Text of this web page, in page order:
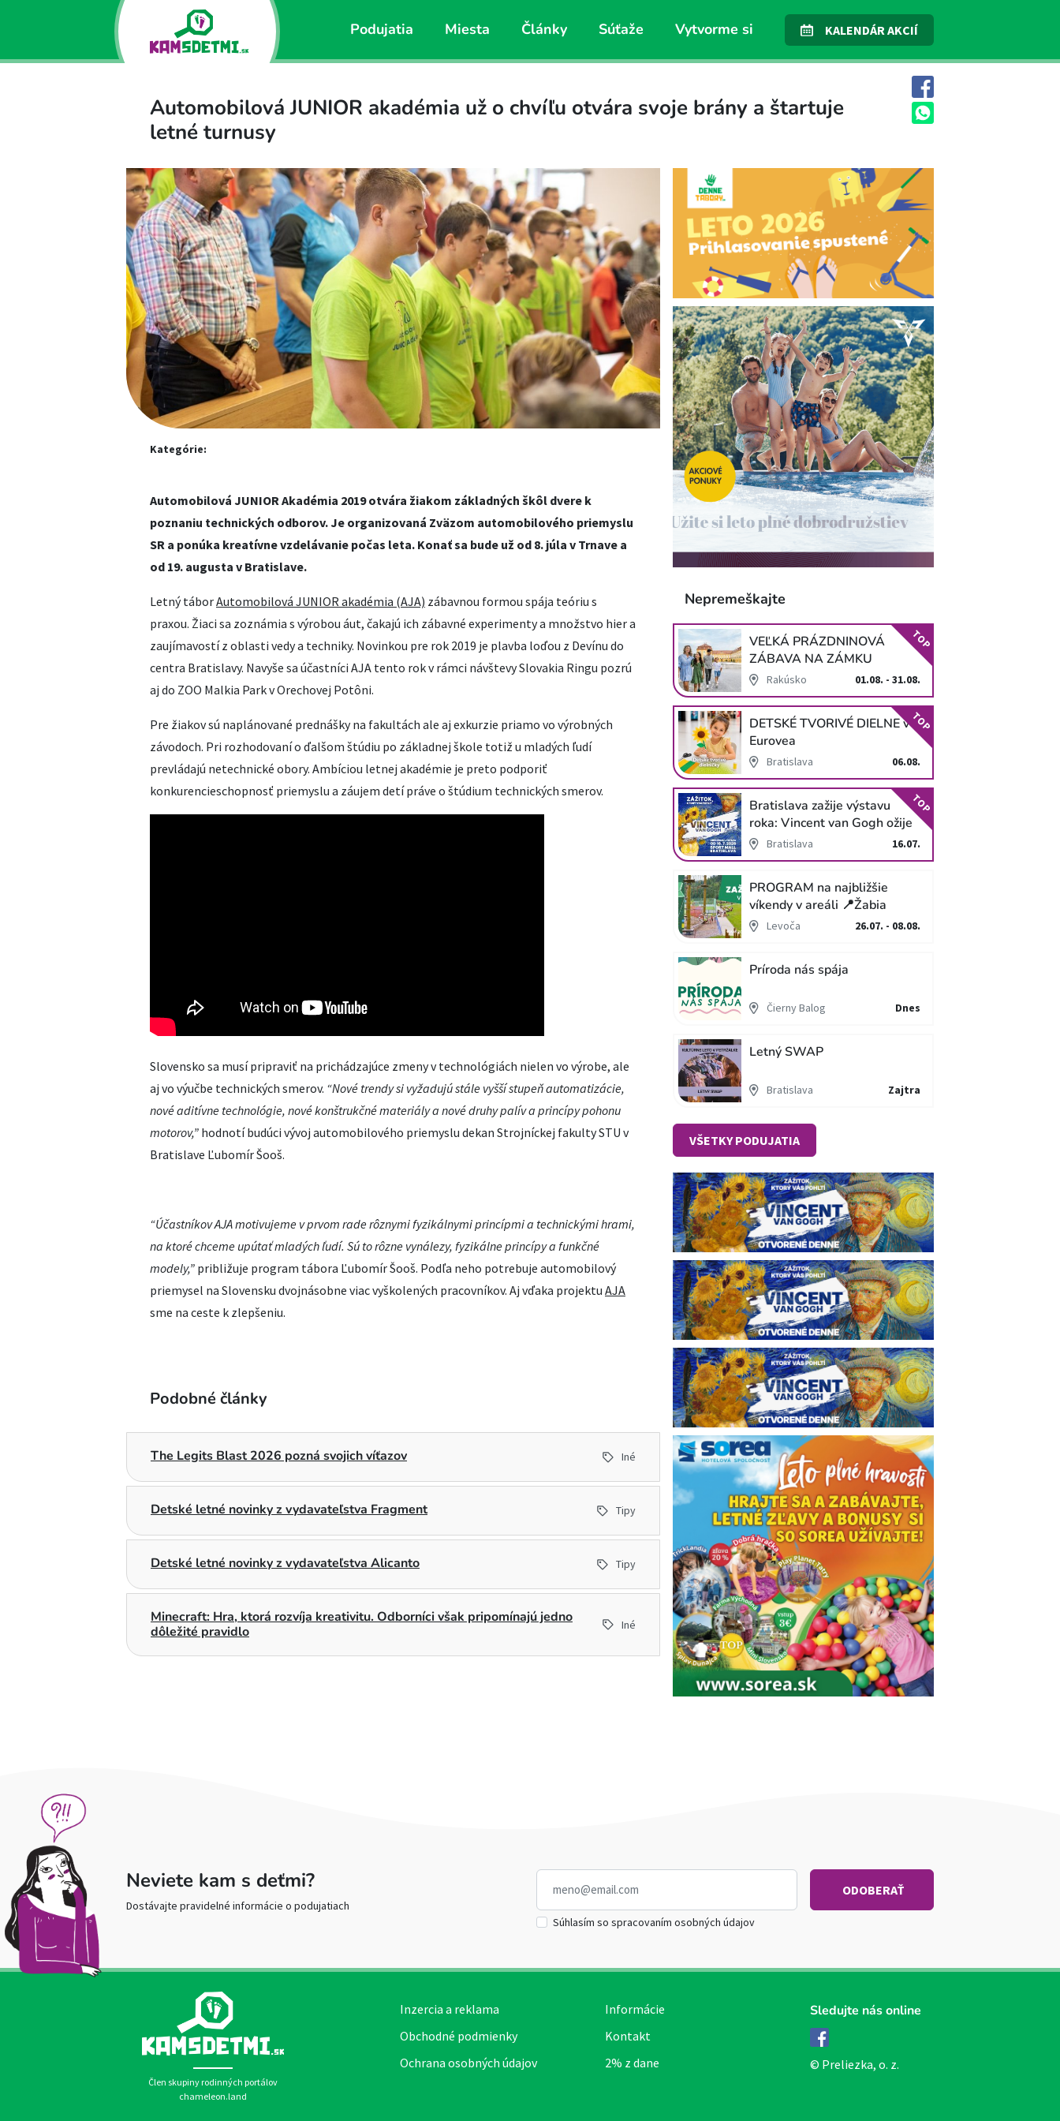
Podujatia Miesta Články Súťaže Vytvorme si KALENDÁR AKCIÍ
Automobilová JUNIOR akadémia už o chvíľu otvára svoje brány a štartuje
letné turnusy
Kategórie:
Automobilová JUNIOR Akadémia 2019 otvára žiakom základných škôl dvere k
poznaniu technických odborov. Je organizovaná Zväzom automobilového priemyslu
SR a ponúka kreatívne vzdelávanie počas leta. Konať sa bude už od 8. júla v Trnave a
od 19. augusta v Bratislave.
Letný táborAutomobilová JUNIOR akadémia (AJA) zábavnou formou spája teóriu s
praxou. Žiaci sa zoznámia s výrobou áut, čakajú ich zábavné experimenty a množstvo hier a
zaujímavostí z oblasti vedy a techniky. Novinkou pre rok 2019 je plavba loďou z Devínu do
centra Bratislavy. Navyše sa účastníci AJA tento rok v rámci návštevy Slovakia Ringu pozrú
aj do ZOO Malkia Park v Orechovej Potôni.
Pre žiakov sú naplánované prednášky na fakultách ale aj exkurzie priamo vo výrobných
závodoch. Pri rozhodovaní o ďalšom štúdiu po základnej škole totiž u mladých ľudí
prevládajú netechnické obory. Ambíciou letnej akadémie je preto podporiť
konkurencieschopnosť priemyslu a záujem detí práve o štúdium technických smerov.
Slovensko sa musí pripraviť na prichádzajúce zmeny v technológiách nielen vo výrobe, ale
aj vo výučbe technických smerov. “Nové trendy si vyžadujústále vyššístupeňautomatizácie,
novéaditívne technológie, novékonštrukčnémateriály a novédruhy palív a princípy pohonu
motorov,” hodnotí budúci vývoj automobilového priemyslu dekan Strojníckej fakulty STU v
Bratislave Ľubomír Šooš.
“Účastníkov AJA motivujeme v prvom rade rôznymi fyzikálnymi princípmi a technickými hrami,
na ktoré chceme upútať mladýchľudí. Sú to rôzne vynálezy, fyzikálne princípy a funkčné
modely,” približuje program tábora Ľubomír Šooš. Podľa neho potrebuje automobilový
priemysel na Slovensku dvojnásobne viac vyškolených pracovníkov. Aj vďaka projektu AJA
sme na ceste k zlepšeniu.
Podobné články
The Legits Blast 2026 pozná svojich víťazov Iné
Detské letné novinky z vydavateľstva Fragment Tipy
Detské letné novinky z vydavateľstva Alicanto Tipy
Minecraft: Hra, ktorá rozvíja kreativitu. Odborníci však pripomínajú jedno
dôležité pravidlo
Iné
Nepremeškajte
VEĽKÁ PRÁZDNINOVÁ
ZÁBAVA NA ZÁMKU
SCHLOSS HOF
Rakúsko 01.08. - 31.08.
TOP
DETSKÉ TVORIVÉ DIELNE v
Eurovea
Bratislava 06.08.
TOP
Bratislava zažije výstavu
roka: Vincent van Gogh ožije
v unikátnej imerzívnej šou!
Bratislava 16.07.
TOP
PROGRAM na najbližšie
víkendy v areáli 📍Žabia
cestaLevoča 26.07. - 08.08.
Príroda nás spája
Čierny Balog Dnes
Letný SWAP
Bratislava Zajtra
VŠETKY PODUJATIA
Neviete kam s deťmi?
Dostávajte pravidelné informácie o podujatiach
Súhlasím so spracovaním osobných údajov
Člen skupiny rodinných portálov
chameleon.land
Inzercia a reklama
Obchodné podmienky
Ochrana osobných údajov
Informácie
Kontakt
2% z dane
Sledujte nás online
© Preliezka, o. z.